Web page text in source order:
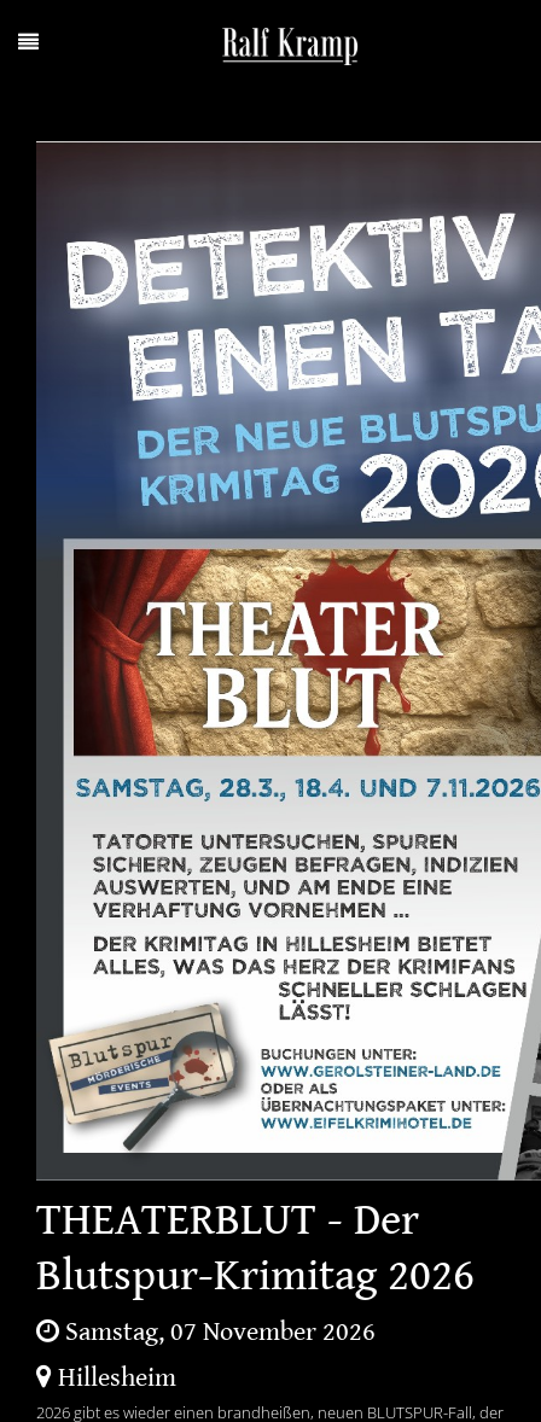
THEATERBLUT - Der
Blutspur-Krimitag 2026
Samstag, 07 November 2026
Hillesheim
2026 gibt es wieder einen brandheißen, neuen BLUTSPUR-Fall, der